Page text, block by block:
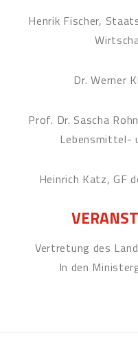
Henrik Fischer,
Dr. Werner
Prof. Dr. Sascha
Lebensmittel-
Heinrich Katz, GF
Vertretung des
In den